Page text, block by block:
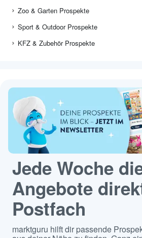
Zoo & Garten Prospekte
Sport & Outdoor Prospekte
KFZ & Zubehör Prospekte
Jede Woche
Angebote
Postfach
marktguru hilft dir passende